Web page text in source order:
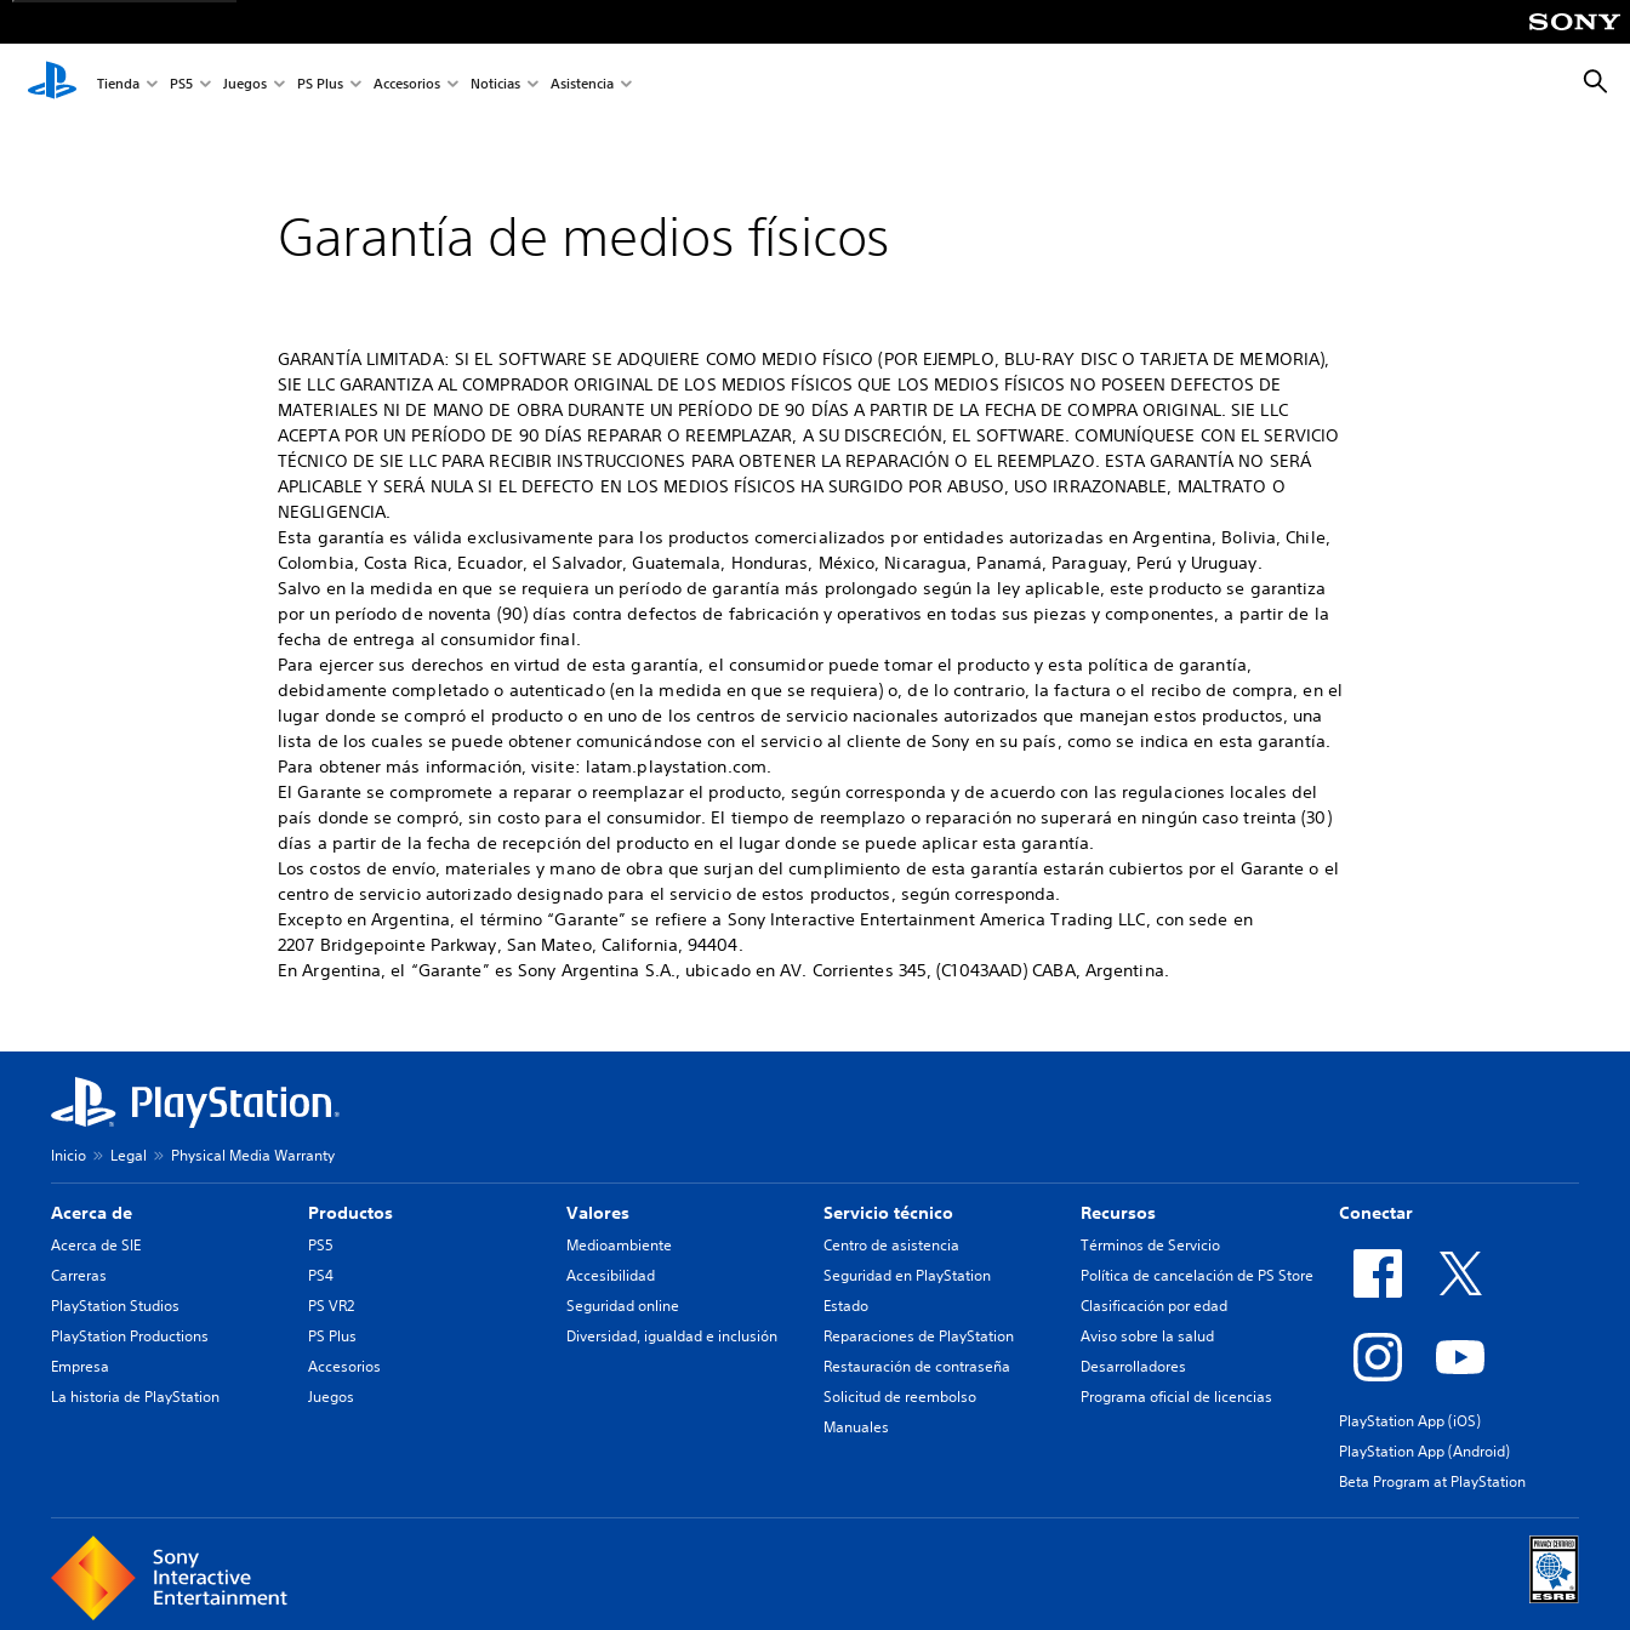
Tienda PS5 Juegos PS Plus Accesorios Noticias Asistencia
Garantía de medios físicos
GARANTÍA LIMITADA: SI EL SOFTWARE SE ADQUIERE COMO MEDIO FÍSICO (POR EJEMPLO, BLU-RAY DISC O TARJETA DE MEMORIA),
SIE LLC GARANTIZA AL COMPRADOR ORIGINAL DE LOS MEDIOS FÍSICOS QUE LOS MEDIOS FÍSICOS NO POSEEN DEFECTOS DE
MATERIALES NI DE MANO DE OBRA DURANTE UN PERÍODO DE 90 DÍAS A PARTIR DE LA FECHA DE COMPRA ORIGINAL. SIE LLC
ACEPTA POR UN PERÍODO DE 90 DÍAS REPARAR O REEMPLAZAR, A SU DISCRECIÓN, EL SOFTWARE. COMUNÍQUESE CON EL SERVICIO
TÉCNICO DE SIE LLC PARA RECIBIR INSTRUCCIONES PARA OBTENER LA REPARACIÓN O EL REEMPLAZO. ESTA GARANTÍA NO SERÁ
APLICABLE Y SERÁ NULA SI EL DEFECTO EN LOS MEDIOS FÍSICOS HA SURGIDO POR ABUSO, USO IRRAZONABLE, MALTRATO O
NEGLIGENCIA.
Esta garantía es válida exclusivamente para los productos comercializados por entidades autorizadas en Argentina, Bolivia, Chile,
Colombia, Costa Rica, Ecuador, el Salvador, Guatemala, Honduras, México, Nicaragua, Panamá, Paraguay, Perú y Uruguay.
Salvo en la medida en que se requiera un período de garantía más prolongado según la ley aplicable, este producto se garantiza
por un período de noventa (90) días contra defectos de fabricación y operativos en todas sus piezas y componentes, a partir de la
fecha de entrega al consumidor final.
Para ejercer sus derechos en virtud de esta garantía, el consumidor puede tomar el producto y esta política de garantía,
debidamente completado o autenticado (en la medida en que se requiera) o, de lo contrario, la factura o el recibo de compra, en el
lugar donde se compró el producto o en uno de los centros de servicio nacionales autorizados que manejan estos productos, una
lista de los cuales se puede obtener comunicándose con el servicio al cliente de Sony en su país, como se indica en esta garantía.
Para obtener más información, visite: latam.playstation.com.
El Garante se compromete a reparar o reemplazar el producto, según corresponda y de acuerdo con las regulaciones locales del
país donde se compró, sin costo para el consumidor. El tiempo de reemplazo o reparación no superará en ningún caso treinta (30)
días a partir de la fecha de recepción del producto en el lugar donde se puede aplicar esta garantía.
Los costos de envío, materiales y mano de obra que surjan del cumplimiento de esta garantía estarán cubiertos por el Garante o el
centro de servicio autorizado designado para el servicio de estos productos, según corresponda.
Excepto en Argentina, el término “Garante” se refiere a Sony Interactive Entertainment America Trading LLC, con sede en
2207 Bridgepointe Parkway, San Mateo, California, 94404.
En Argentina, el “Garante” es Sony Argentina S.A., ubicado en AV. Corrientes 345, (C1043AAD) CABA, Argentina.
Inicio Legal Physical Media Warranty
Acerca de
Acerca de SIE
Carreras
PlayStation Studios
PlayStation Productions
Empresa
La historia de PlayStation
Productos
PS5
PS4
PS VR2
PS Plus
Accesorios
Juegos
Valores
Medioambiente
Accesibilidad
Seguridad online
Diversidad, igualdad e inclusión
Servicio técnico
Centro de asistencia
Seguridad en PlayStation
Estado
Reparaciones de PlayStation
Restauración de contraseña
Solicitud de reembolso
Manuales
Recursos
Términos de Servicio
Política de cancelación de PS Store
Clasificación por edad
Aviso sobre la salud
Desarrolladores
Programa oficial de licencias
Conectar
PlayStation App (iOS)
PlayStation App (Android)
Beta Program at PlayStation